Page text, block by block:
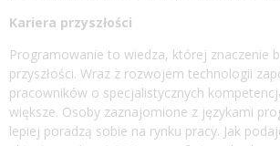
Kariera przyszłości
Programowanie to wiedza, której znaczenie
przyszłości. Wraz z rozwojem technologii
pracowników o specjalistycznych
większe. Osoby zaznajomione z językami
lepiej poradzą sobie na rynku pracy. Jak